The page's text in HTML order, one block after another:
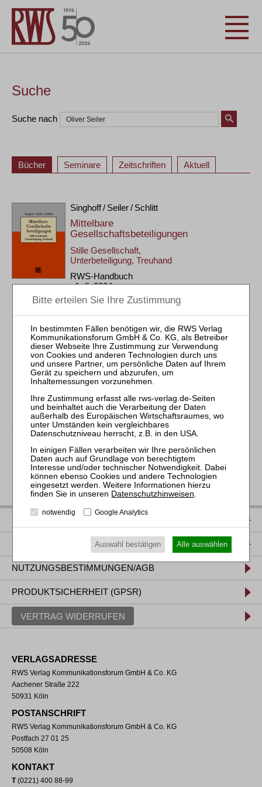
Suche
Suche nach
Bücher Seminare Zeitschriften Aktuell
Singhoff / Seiler / Schlitt
Mittelbare
Gesellschaftsbeteiligungen
Stille Gesellschaft,
Unterbeteiligung, Treuhand
RWS-Handbuch
. Aufl. 2004
Gbd. 352 Seiten
RWS Verlag, Köln
ISBN 978-3-8145-2621-8
49,00 €
Sofort lieferbar
mehr
NUTZUNGSBESTIMMUNGEN/AGB
PRODUKTSICHERHEIT (GPSR)
VERTRAG WIDERRUFEN
VERLAGSADRESSE
RWS Verlag Kommunikationsforum GmbH & Co. KG
Aachener Straße 222
50931 Köln
POSTANSCHRIFT
RWS Verlag Kommunikationsforum GmbH & Co. KG
Postfach 27 01 25
50508 Köln
KONTAKT
T(0221) 400 88-99
Datenschutzhinweisen.
notwendig Google Analytics
Auswahl bestätigen Alle auswählen